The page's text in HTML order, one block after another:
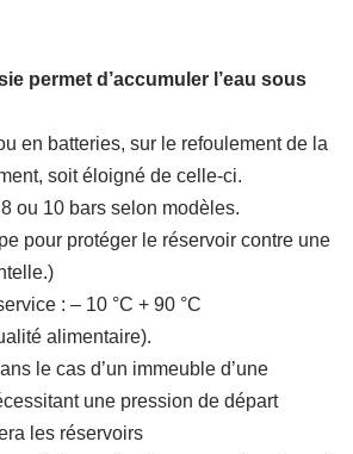
permet d’accumuler l’eau sous
en batteries, sur le refoulement de la
soit éloigné de celle-ci.
ou 10 bars selon modèles.
pour protéger le réservoir contre une
: – 10 °C + 90 °C
alimentaire).
le cas d’un immeuble d’une
une pression de départ
les réservoirs